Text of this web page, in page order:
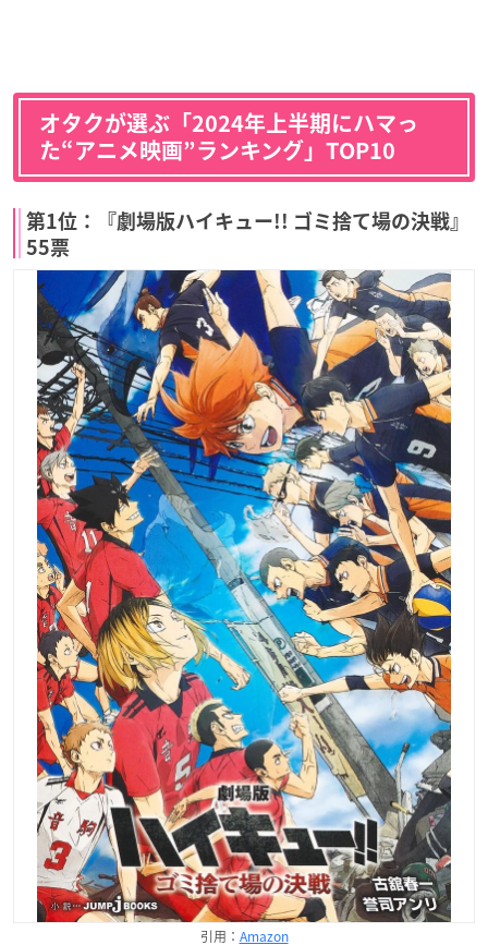
オタクが選ぶ「2024年上半期にハマっ
た“アニメ映画”ランキング」TOP10
第1位：『劇場版ハイキュー!! ゴミ捨て場の決戦』
55票
引用： Amazon